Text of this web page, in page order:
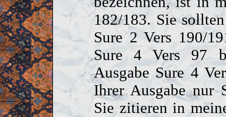
182/183. Sie
Sure 2 Vers 190/
Sure 4 Vers 97
Ausgabe Sure 4
Ihrer Ausgabe nur
Sie zitieren in